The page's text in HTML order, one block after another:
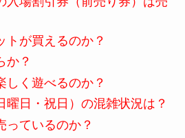
トが買えるのか？
か？
しく遊べるのか？
曜日・祝日）の混雑状況は？
っているのか？